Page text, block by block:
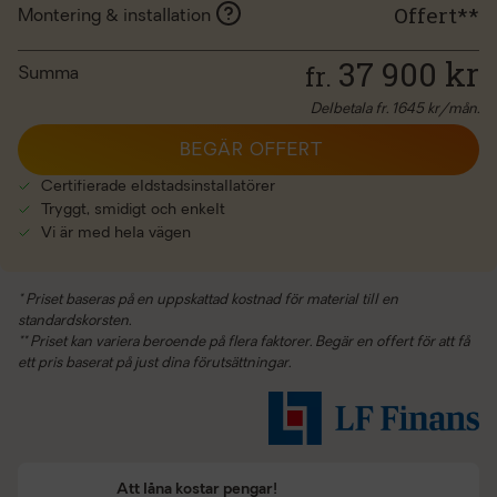
Montering & installation Offert**
Summa fr. 37 900 kr
Delbetala fr. 1645 kr/mån.
Certifierade eldstadsinstallatörer
Tryggt, smidigt och enkelt
Vi är med hela vägen
BEGÄR OFFERT
* Priset baseras på en uppskattad kostnad för material till en
standardskorsten.
** Priset kan variera beroende på flera faktorer. Begär en offert för att få
ett pris baserat på just dina förutsättningar.
Att låna kostar pengar!